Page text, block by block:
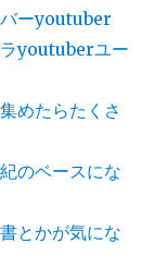
バーyoutuber
ラyoutuberユー
めたらたくさ
のベースにな
とかが気にな